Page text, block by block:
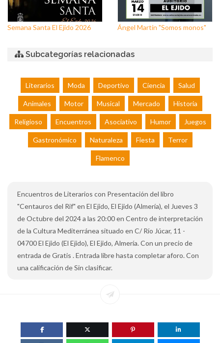
Semana Santa El Ejido 2026 Ángel Martín "Somos monos"
Subcategorías relacionadas
Literarios Moda Deportivo Ciencia Salud
Animales Motor Musical Mercado Historia
Religioso Encuentros Asociativo Humor Juegos
Gastronómico Naturaleza Fiesta Terror
Flamenco
Encuentros de Literarios con Presentación del libro
"Centauros del Rif" en El Ejido, El Ejido (Almería), el Jueves 3
de Octubre del 2024 a las 20:00 en Centro de interpretación
de la Cultura Mediterránea situado en C/ Río Júcar, 11 -
04700 El Ejido (El Ejido), El Ejido, Almería. Con un precio de
entrada de Gratis . Entrada libre hasta completar aforo. Con
una calificación de Sin clasificar.